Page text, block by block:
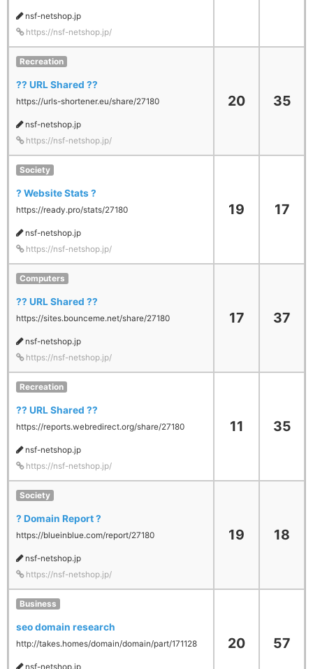
nsf-netshop.jp
https://nsf-netshop.jp/
Recreation
?? URL Shared ??
https://urls-shortener.eu/share/27180
nsf-netshop.jp
https://nsf-netshop.jp/
20 35
Society
? Website Stats ?
https://ready.pro/stats/27180
nsf-netshop.jp
https://nsf-netshop.jp/
19 17
Computers
?? URL Shared ??
https://sites.bounceme.net/share/27180
nsf-netshop.jp
https://nsf-netshop.jp/
17 37
Recreation
?? URL Shared ??
https://reports.webredirect.org/share/27180
nsf-netshop.jp
https://nsf-netshop.jp/
11 35
Society
? Domain Report ?
https://blueinblue.com/report/27180
nsf-netshop.jp
https://nsf-netshop.jp/
19 18
Business
seo domain research
http://takes.homes/domain/domain/part/171128
nsf-netshop.jp
20 57